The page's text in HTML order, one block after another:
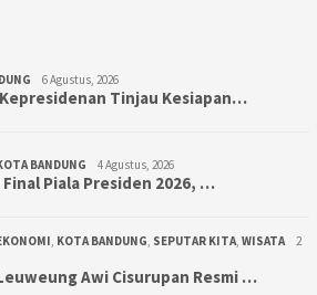
6 Agustus, 2026
Tinjau Kesiapan…
BANDUNG 4 Agustus, 2026
Final Piala Presiden 2026, …
, KOTA BANDUNG, SEPUTAR KITA, WISATA
2
Awi Cisurupan Resmi …